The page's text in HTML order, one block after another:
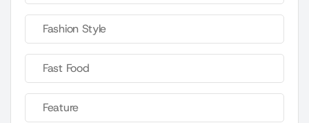
Fashion Style
Fast Food
Feature